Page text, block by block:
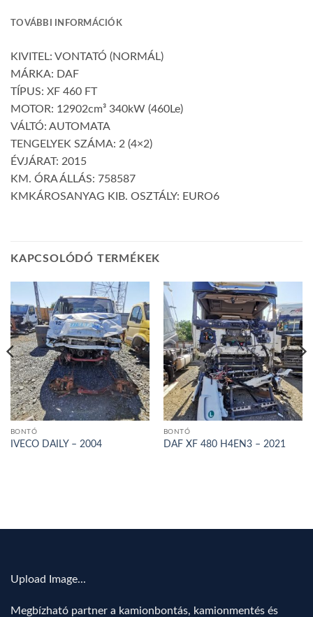
TOVÁBBI INFORMÁCIÓK
KIVITEL: VONTATÓ (NORMÁL)
MÁRKA: DAF
TÍPUS: XF 460 FT
MOTOR: 12902cm³ 340kW (460Le)
VÁLTÓ: AUTOMATA
TENGELYEK SZÁMA: 2 (4×2)
ÉVJÁRAT: 2015
KM. ÓRA ÁLLÁS: 758587
KMKÁROSANYAG KIB. OSZTÁLY: EURO6
KAPCSOLÓDÓ TERMÉKEK
BONTÓ
IVECO DAILY – 2004
BONTÓ
DAF XF 480 H4EN3 – 2021
Upload Image...
Megbízható partner a kamionbontás, kamionmentés és